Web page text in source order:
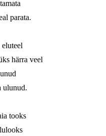
parata.
härra veel
ulunud.
tooks